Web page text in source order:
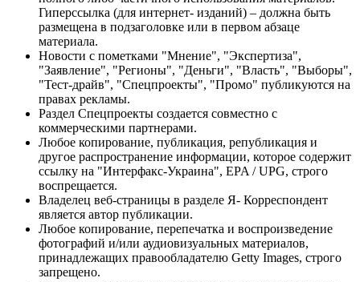
Гиперссылка (для интернет- изданий) – должна быть
размещена в подзаголовке или в первом абзаце
материала.
Новости с пометками "Мнение", "Экспертиза",
"Заявление", "Регионы", "Деньги", "Власть", "Выборы",
"Тест-драйв", "Спецпроекты", "Промо" публикуются на
правах рекламы.
Раздел Спецпроекты создается совместно с
коммерческими партнерами.
Любое копирование, публикация, републикация и
другое распространение информации, которое содержит
ссылку на "Интерфакс-Украина", EPA / UPG, строго
воспрещается.
Владелец веб-страницы в разделе Я- Корреспондент
является автор публикации.
Любое копирование, перепечатка и воспроизведение
фотографий и/или аудиовизуальных материалов,
принадлежащих правообладателю Getty Images, строго
запрещено.